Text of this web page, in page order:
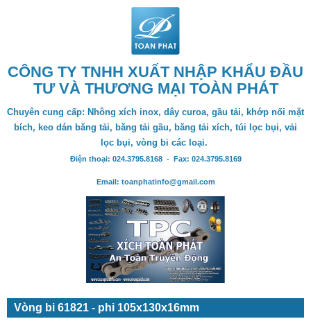
CÔNG TY TNHH XUẤT NHẬP KHẨU ĐẦU
TƯ VÀ THƯƠNG MẠI TOÀN PHÁT
Chuyên cung cấp: Nhông xích inox, dây curoa, gầu tải, khớp nối mặt
bích, keo dán băng tải, băng tải gầu, băng tải xích, túi lọc bụi, vải
lọc bụi, vòng bi các loại.
Điện thoại: 024.3795.8168 - Fax: 024.3795.8169
Email: toanphatinfo@gmail.com
Vòng bi 61821 - phi 105x130x16mm